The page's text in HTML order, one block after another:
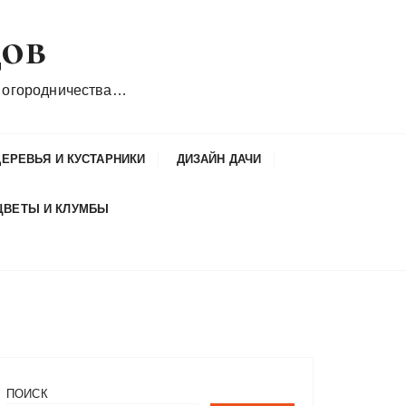
И КУСТАРНИКИ ДИЗАЙН ДАЧИ
И КЛУМБЫ
ПОИСК